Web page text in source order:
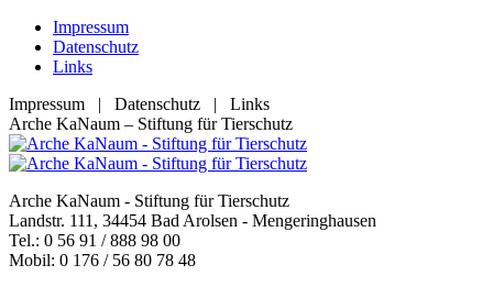
Zum
Inhalt
springen
Impressum
Datenschutz
Links
Impressum | Datenschutz | Links
Facebook
page
opens
new
window
YouTube
page
opens
new
window
RSS
page
opens
new
window
E-
Mail
page
in
new
window
Arche KaNaum – Stiftung für Tierschutz
Arche KaNaum - Stiftung für Tierschutz
Landstr. 111, 34454 Bad Arolsen - Mengeringhausen
Tel.: 0 56 91 / 888 98 00
Mobil: 0 176 / 56 80 78 48